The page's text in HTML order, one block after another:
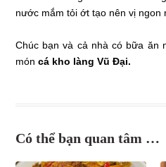
nước mắm tỏi ớt tạo nên vị ngon
Chúc bạn và cả nhà có bữa ăn
món cá kho làng Vũ Đại.
Có thể bạn quan tâm …